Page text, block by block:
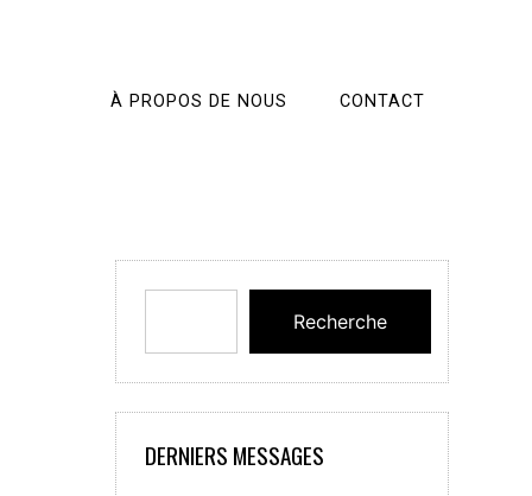
À PROPOS DE NOUS CONTACT
Recherche
DERNIERS MESSAGES